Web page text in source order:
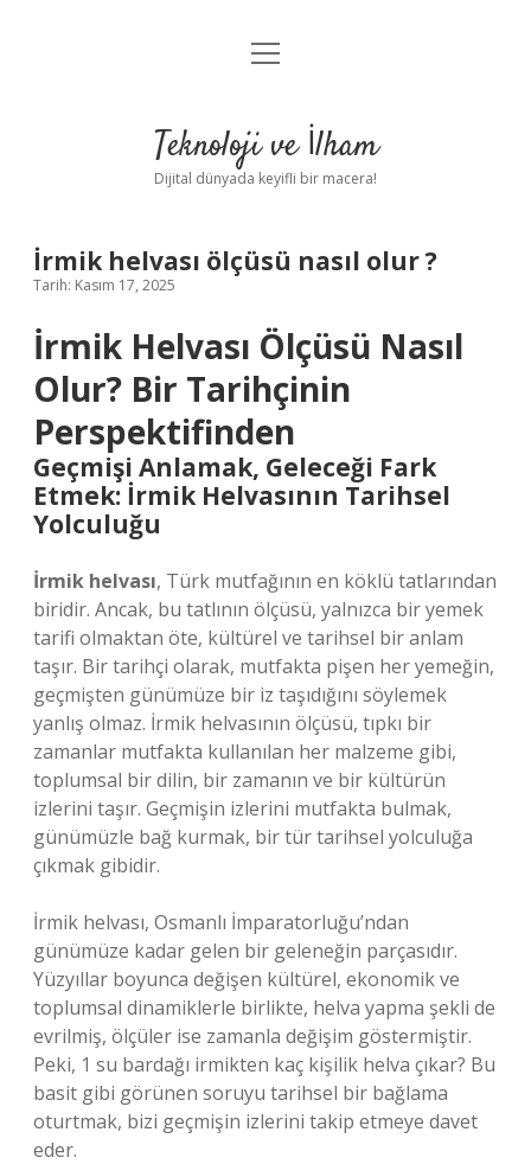
Anasayfa
Yasal Uyarı
menüyü
Teknoloji ve İlham
Dijital dünyada keyifli bir macera!
İrmik helvası ölçüsü nasıl olur ?
Tarih: Kasım 17, 2025
İrmik Helvası Ölçüsü Nasıl
Olur? Bir Tarihçinin
Perspektifinden
Geçmişi Anlamak, Geleceği Fark
Etmek: İrmik Helvasının Tarihsel
Yolculuğu
İrmik helvası, Türk mutfağının en köklü tatlarından
biridir. Ancak, bu tatlının ölçüsü, yalnızca bir yemek
tarifi olmaktan öte, kültürel ve tarihsel bir anlam
taşır. Bir tarihçi olarak, mutfakta pişen her yemeğin,
geçmişten günümüze bir iz taşıdığını söylemek
yanlış olmaz. İrmik helvasının ölçüsü, tıpkı bir
zamanlar mutfakta kullanılan her malzeme gibi,
toplumsal bir dilin, bir zamanın ve bir kültürün
izlerini taşır. Geçmişin izlerini mutfakta bulmak,
günümüzle bağ kurmak, bir tür tarihsel yolculuğa
çıkmak gibidir.
İrmik helvası, Osmanlı İmparatorluğu’ndan
günümüze kadar gelen bir geleneğin parçasıdır.
Yüzyıllar boyunca değişen kültürel, ekonomik ve
toplumsal dinamiklerle birlikte, helva yapma şekli de
evrilmiş, ölçüler ise zamanla değişim göstermiştir.
Peki, 1 su bardağı irmikten kaç kişilik helva çıkar? Bu
basit gibi görünen soruyu tarihsel bir bağlama
oturtmak, bizi geçmişin izlerini takip etmeye davet
eder.